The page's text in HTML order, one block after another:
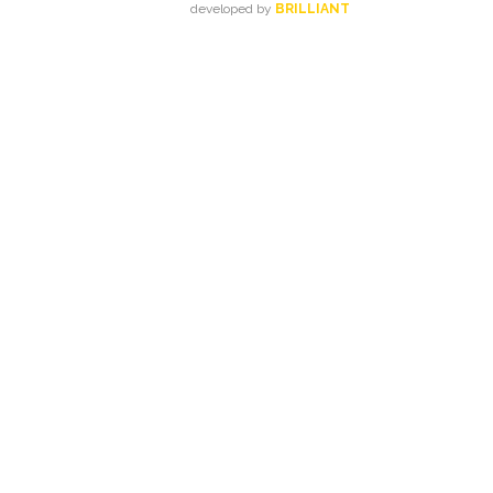
developed by BRILLIANT